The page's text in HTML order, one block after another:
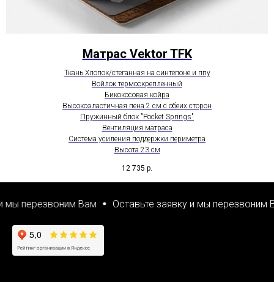
Матрас Vektor TFK
Ткань Хлопок/стеганная на синтепоне и ппу
Войлок термоскрепленный
Бикокосовая койра
Высокоэластичная пена 2 cм с обеих сторон
Пружинный блок "Pocket Springs"
Вентиляция матраса
Система усиления поддержки периметра
Высота 23 см
12 735 р.
Вам Оставьте заявку и мы перезвоним Вам